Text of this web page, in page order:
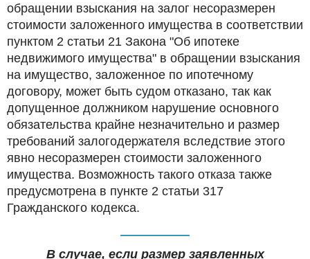
обращении взыскания на залог несоразмерен
стоимости заложенного имущества в соответствии
пунктом 2 статьи 21 Закона "Об ипотеке
недвижимого имущества" в обращении взыскания
на имущество, заложенное по ипотечному
договору, может быть судом отказано, так как
допущенное должником нарушение основного
обязательства крайне незначительно и размер
требований залогодержателя вследствие этого
явно несоразмерен стоимости заложенного
имущества. Возможность такого отказа также
предусмотрена в пункте 2 статьи 317
Гражданского кодекса.
В случае, если размер заявленных